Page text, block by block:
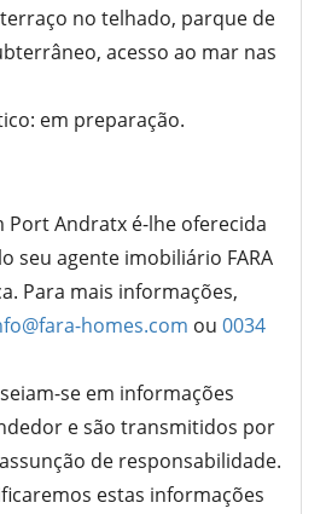
no telhado, parque de
acesso ao mar nas
em preparação.
Port Andratx é-lhe oferecida
seu agente imobiliário FARA
Para mais informações,
homes.com ou 0034
se em informações
e são transmitidos por
de responsabilidade.
estas informações